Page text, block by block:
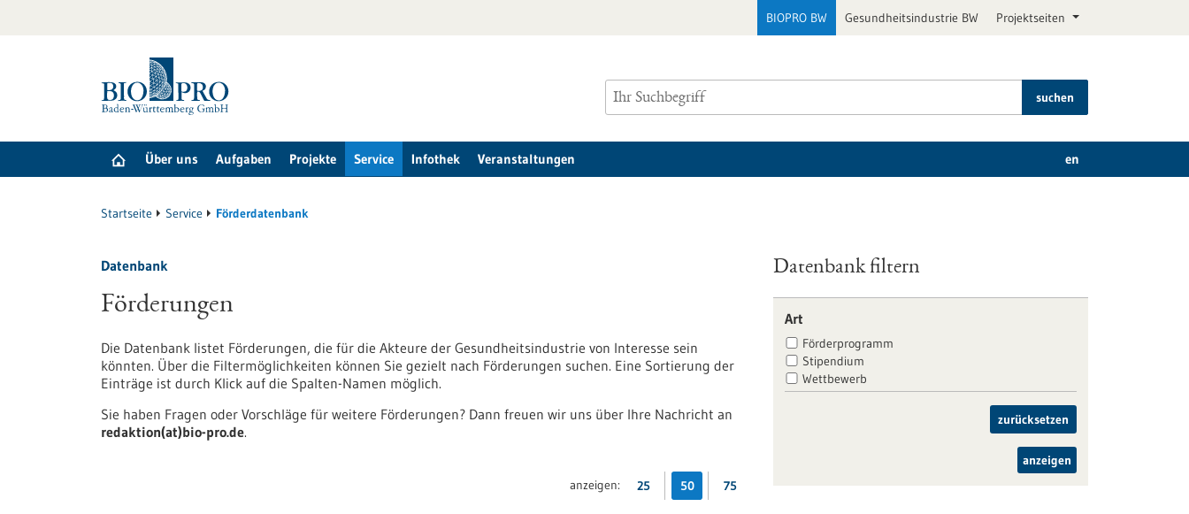
BIOPRO BW Gesundheitsindustrie BW Projektseiten
suchen
Über uns Aufgaben Projekte Service Infothek Veranstaltungen en
Startseite Service Förderdatenbank
Datenbank
Förderungen
Die Datenbank listet Förderungen, die für die Akteure der Gesundheitsindustrie von Interesse sein
könnten. Über die Filtermöglichkeiten können Sie gezielt nach Förderungen suchen. Eine Sortierung der
Einträge ist durch Klick auf die Spalten-Namen möglich.
Sie haben Fragen oder Vorschläge für weitere Förderungen? Dann freuen wir uns über Ihre Nachricht an
redaktion(at)bio-pro.de.
anzeigen: 25 50 75
Datenbank filtern
Art
Förderprogramm
Stipendium
Wettbewerb
zurücksetzen
anzeigen